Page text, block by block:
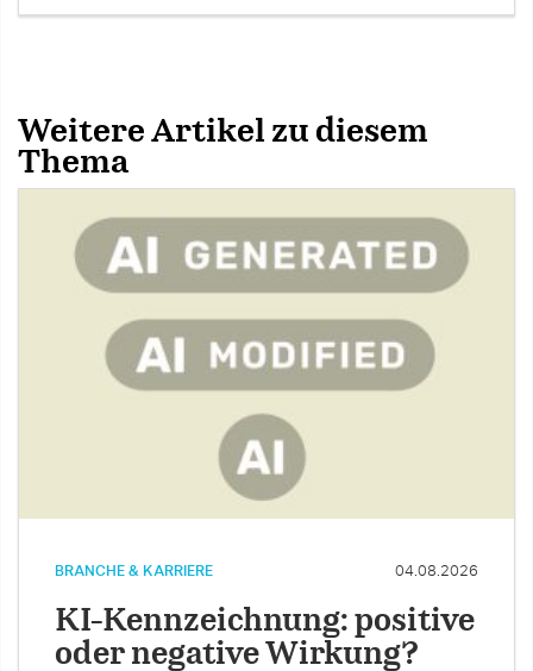
Weitere Artikel zu diesem
Thema
BRANCHE & KARRIERE 04.08.2026
KI-Kennzeichnung: positive
oder negative Wirkung?